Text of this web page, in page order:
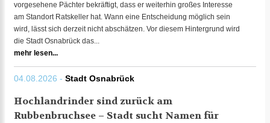
vorgesehene Pächter bekräftigt, dass er weiterhin großes Interesse
am Standort Ratskeller hat. Wann eine Entscheidung möglich sein
wird, lässt sich derzeit nicht abschätzen. Vor diesem Hintergrund wird
die Stadt Osnabrück das...
mehr lesen...
04.08.2026 - Stadt Osnabrück
Hochlandrinder sind zurück am
Rubbenbruchsee – Stadt sucht Namen für